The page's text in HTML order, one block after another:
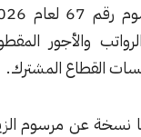
أصدر السيد الرئيس أحمد الشرع المرسوم رقم 67 لعام 2026، القاضي
والأجور المقطوعة لجميع
المشترك.
الزيادة النافذة